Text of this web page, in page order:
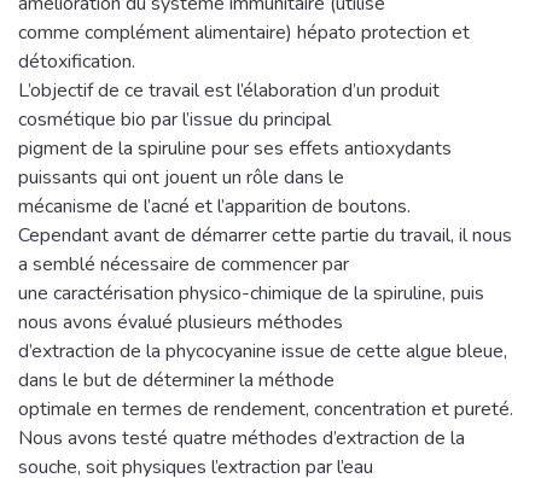
comme complément alimentaire) hépato protection et
détoxification.
L’objectif de ce travail est l’élaboration d’un produit
cosmétique bio par l’issue du principal
pigment de la spiruline pour ses effets antioxydants
puissants qui ont jouent un rôle dans le
mécanisme de l’acné et l’apparition de boutons.
Cependant avant de démarrer cette partie du travail, il nous
a semblé nécessaire de commencer par
une caractérisation physico-chimique de la spiruline, puis
nous avons évalué plusieurs méthodes
d’extraction de la phycocyanine issue de cette algue bleue,
dans le but de déterminer la méthode
optimale en termes de rendement, concentration et pureté.
Nous avons testé quatre méthodes d’extraction de la
souche, soit physiques l’extraction par l’eau